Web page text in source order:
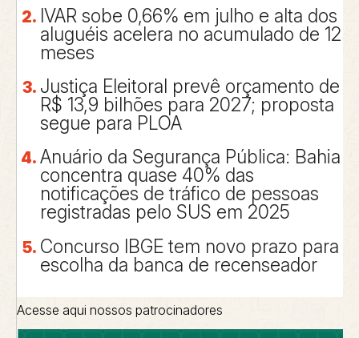
IVAR sobe 0,66% em julho e alta dos
aluguéis acelera no acumulado de 12
meses
Justiça Eleitoral prevê orçamento de
R$ 13,9 bilhões para 2027; proposta
segue para PLOA
Anuário da Segurança Pública: Bahia
concentra quase 40% das
notificações de tráfico de pessoas
registradas pelo SUS em 2025
Concurso IBGE tem novo prazo para
escolha da banca de recenseador
Acesse aqui nossos patrocinadores